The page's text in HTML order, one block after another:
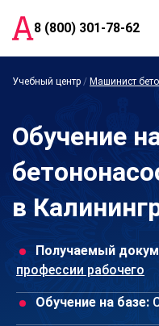
8 (800) 301-78-62
Учебный центр / Машинист
Обучение
в
Получаемый
профессии рабочего
Обучение на базе: